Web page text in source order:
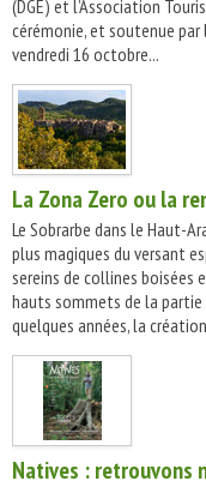
(DGE) et l’Association
cérémonie, et soutenue par
vendredi 16 octobre...
La Zona Zero ou la
Le Sobrarbe dans le Haut-
plus magiques du versant
sereins de collines boisées
hauts sommets de la partie
quelques années, la
Natives : retrouvons